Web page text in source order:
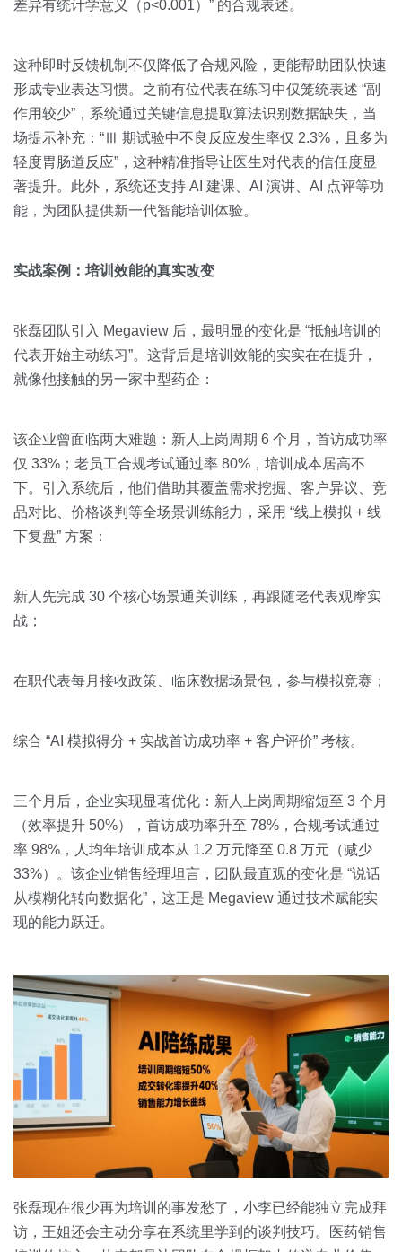
差异有统计学意义（p<0.001）” 的合规表述。
这种即时反馈机制不仅降低了合规风险，更能帮助团队快速
形成专业表达习惯。之前有位代表在练习中仅笼统表述 “副
作用较少”，系统通过关键信息提取算法识别数据缺失，当
场提示补充：“Ⅲ 期试验中不良反应发生率仅 2.3%，且多为
轻度胃肠道反应”，这种精准指导让医生对代表的信任度显
著提升。此外，系统还支持 AI 建课、AI 演讲、AI 点评等功
能，为团队提供新一代智能培训体验。
实战案例：培训效能的真实改变
张磊团队引入 Megaview 后，最明显的变化是 “抵触培训的
代表开始主动练习”。这背后是培训效能的实实在在提升，
就像他接触的另一家中型药企：
该企业曾面临两大难题：新人上岗周期 6 个月，首访成功率
仅 33%；老员工合规考试通过率 80%，培训成本居高不
下。引入系统后，他们借助其覆盖需求挖掘、客户异议、竞
品对比、价格谈判等全场景训练能力，采用 “线上模拟 + 线
下复盘” 方案：
新人先完成 30 个核心场景通关训练，再跟随老代表观摩实
战；
在职代表每月接收政策、临床数据场景包，参与模拟竞赛；
综合 “AI 模拟得分 + 实战首访成功率 + 客户评价” 考核。
三个月后，企业实现显著优化：新人上岗周期缩短至 3 个月
（效率提升 50%），首访成功率升至 78%，合规考试通过
率 98%，人均年培训成本从 1.2 万元降至 0.8 万元（减少
33%）。该企业销售经理坦言，团队最直观的变化是 “说话
从模糊化转向数据化”，这正是 Megaview 通过技术赋能实
现的能力跃迁。
张磊现在很少再为培训的事发愁了，小李已经能独立完成拜
访，王姐还会主动分享在系统里学到的谈判技巧。医药销售